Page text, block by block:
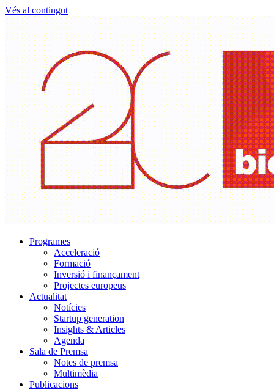
Vés al contingut
Programes
Acceleració
Formació
Inversió i finançament
Projectes europeus
Actualitat
Notícies
Startup generation
Insights & Articles
Agenda
Sala de Premsa
Notes de premsa
Multimèdia
Publicacions